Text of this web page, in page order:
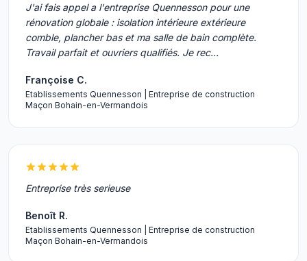
J'ai fais appel a l'entreprise Quennesson pour une
rénovation globale : isolation intérieure extérieure
comble, plancher bas et ma salle de bain complète.
Travail parfait et ouvriers qualifiés. Je rec…
Françoise C.
Etablissements Quennesson | Entreprise de construction
Maçon Bohain-en-Vermandois
Entreprise très serieuse
Benoît R.
Etablissements Quennesson | Entreprise de construction
Maçon Bohain-en-Vermandois